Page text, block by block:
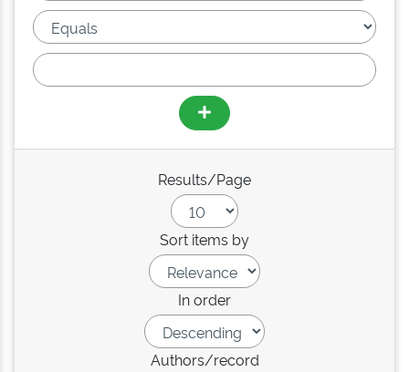
Results/Page
Sort items by
In order
Authors/record